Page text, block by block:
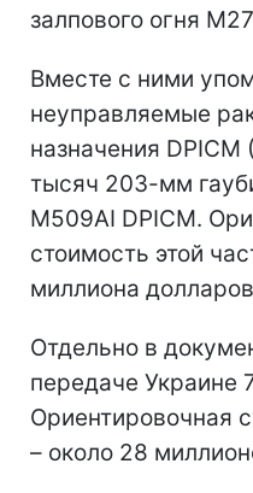
залпового огня
Вместе с ними
неуправляемые
назначения
тысяч 203-мм
M509AI DPICM.
стоимость этой
миллиона
Отдельно в
передаче Украине
Ориентировочная
– около 28